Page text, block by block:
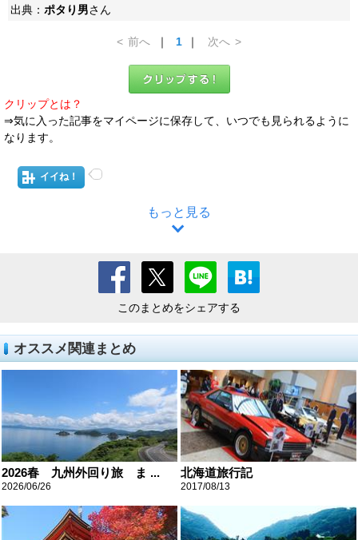
出典： ポタり男さん
< 前へ ｜ 1 ｜ 次へ >
クリップとは？
⇒気に入った記事をマイページに保存して、いつでも見られるように
なります。
イイね！
もっと見る
このまとめをシェアする
オススメ関連まとめ
2026春 九州外回り旅 ま ...
2026/06/26
北海道旅行記
2017/08/13